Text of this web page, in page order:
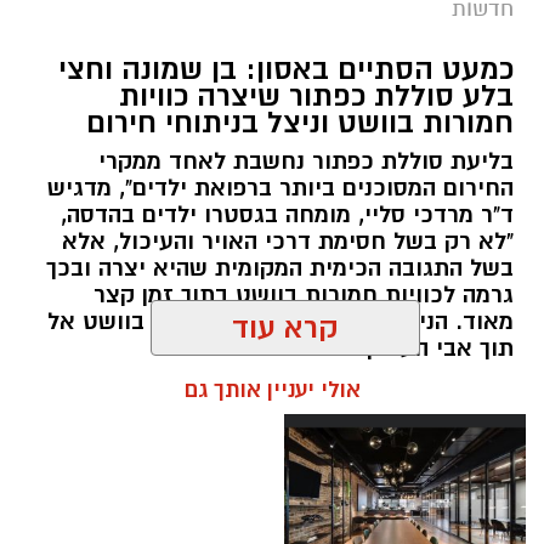
הסמים המסוכנים, בוצעו בימים האחרונים שתי
פעילויות ממוקדות, שהובילו למעצר של שלושה
החשודים כסמים מסוכנים, כסף מזומן ואמצעים
נוספים.
בפעילות בלשי תחנת לב הבירה שביצעו חיפוש
ע"פ צו בימ"ש, אותרו שני כלי רכב שעוררו את
חשדם של השוטרים. לאחר מעקב סמוי נעצרו שני
חשודים (27,31) תושבי העיר ירושלים. ובחיפוש בכלי
הרכב נתפסו כ-5.5 ק"ג של חומרים החשודים
כסמים מסוכנים, 15,140 ש"ח במזומן, שבעה
טלפונים ניידים וכלי עישון. שני החשודים הועברו
לחקירה, ובית המשפט האריך את מעצר אחד
החשודים עד לתאריך 6.8.26.
חדשות
כמעט הסתיים באסון: בן שמונה וחצי
בלע סוללת כפתור שיצרה כוויות
חמורות בוושט וניצל בניתוחי חירום
בליעת סוללת כפתור נחשבת לאחד ממקרי
החירום המסוכנים ביותר ברפואת ילדים", מדגיש
ד"ר מרדכי סליי, מומחה בגסטרו ילדים בהדסה,
"לא רק בשל חסימת דרכי האויר והעיכול, אלא
בשל התגובה הכימית המקומית שהיא יצרה ובכך
גרמה לכוויות חמורות בוושט בתוך זמן קצר
מאוד. הניתוח הציל אותו מקרע חמור בוושט אל
תוך אבי העורקים״
קרא עוד
אולי יעניין אותך גם